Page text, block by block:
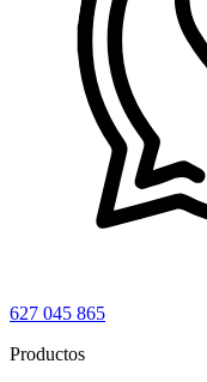
627 045 865
Productos